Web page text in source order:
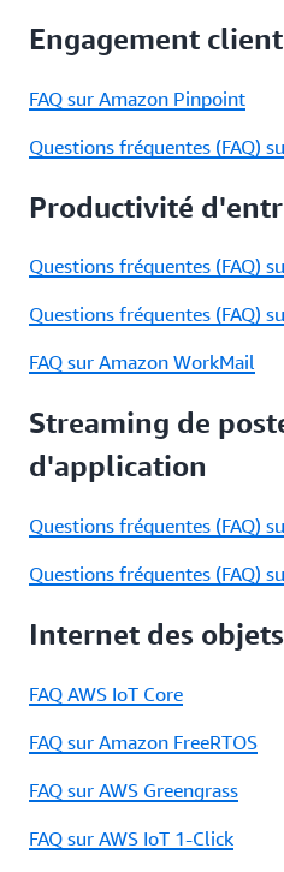
Engagement client
FAQ sur Amazon Pinpoint
Questions fréquentes (FAQ)
Productivité
Questions fréquentes (FAQ)
Questions fréquentes (FAQ)
FAQ sur Amazon WorkMail
Streaming de
d'application
Questions fréquentes (FAQ)
Questions fréquentes (FAQ)
Internet des objets
FAQ AWS IoT Core
FAQ sur Amazon FreeRTOS
FAQ sur AWS Greengrass
FAQ sur AWS IoT 1-Click